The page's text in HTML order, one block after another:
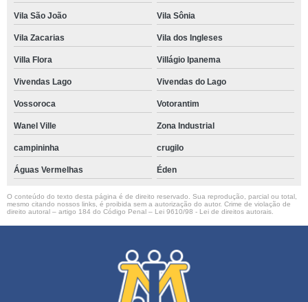
Vila São João Vila Sônia
Vila Zacarias Vila dos Ingleses
Villa Flora Villágio Ipanema
Vivendas Lago Vivendas do Lago
Vossoroca Votorantim
Wanel Ville Zona Industrial
campininha crugilo
Águas Vermelhas Éden
O conteúdo do texto desta página é de direito reservado. Sua reprodução, parcial ou total,
mesmo citando nossos links, é proibida sem a autorização do autor. Crime de violação de
direito autoral – artigo 184 do Código Penal – Lei 9610/98 - Lei de direitos autorais